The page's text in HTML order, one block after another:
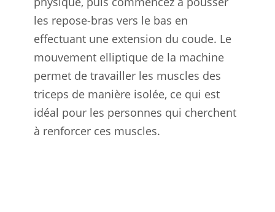
les repose-bras vers le bas en
effectuant une extension du coude. Le
mouvement elliptique de la machine
permet de travailler les muscles des
triceps de manière isolée, ce qui est
idéal pour les personnes qui cherchent
à renforcer ces muscles.